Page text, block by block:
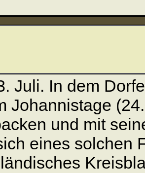
Juli. In dem
Johannistage
und mit
eines solchen